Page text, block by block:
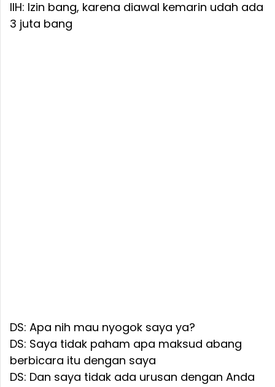
IIH: Izin bang, karena diawal kemarin udah ada
3 juta bang
DS: Apa nih mau nyogok saya ya?
DS: Saya tidak paham apa maksud abang
berbicara itu dengan saya
DS: Dan saya tidak ada urusan dengan Anda